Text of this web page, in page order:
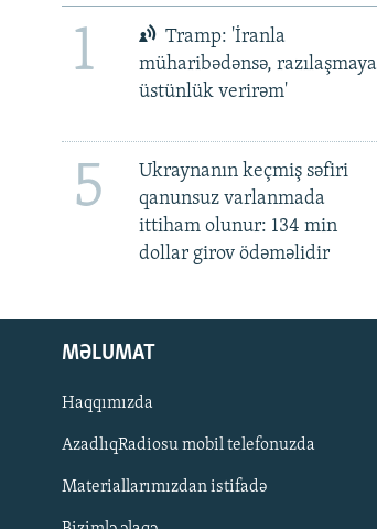
1
Tramp: 'İranla
müharibədənsə, razılaşmaya
üstünlük verirəm'
5
Ukraynanın keçmiş səfiri
qanunsuz varlanmada
ittiham olunur: 134 min
dollar girov ödəməlidir
MƏLUMAT
Haqqımızda
AzadlıqRadiosu mobil telefonuzda
Materiallarımızdan istifadə